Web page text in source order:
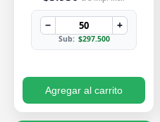
− +
Sub: $297.500
Agregar al carrito